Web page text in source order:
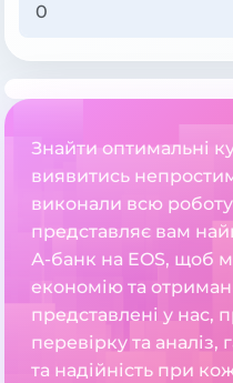
Знайти оптимальні
виявитись
виконали всю
представляє вам
А-банк на EOS, щоб
економію та
представлені у нас,
перевірку та
та надійність при